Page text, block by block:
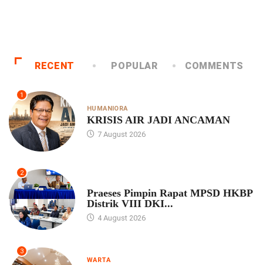
RECENT POPULAR COMMENTS
1
HUMANIORA
KRISIS AIR JADI ANCAMAN
7 August 2026
2
Praeses Pimpin Rapat MPSD HKBP
Distrik VIII DKI...
4 August 2026
3
WARTA